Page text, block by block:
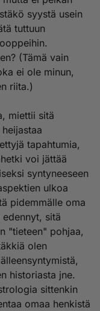
syystä usein
tuttuun
(Tämä vain
ei ole minun,
riita.)
miettii sitä
tapahtumia,
voi jättää
syntyneeseen
ulkoa
pidemmälle oma
sitä
"tieteen" pohjaa,
olen
historiasta jne.
sittenkin
omaa henkistä